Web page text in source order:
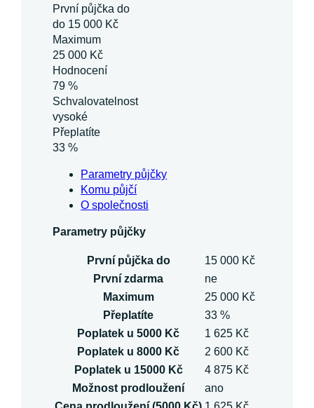
První půjčka do
do 15 000 Kč
Maximum
25 000 Kč
Hodnocení
79 %
Schvalovatelnost
vysoké
Přeplatíte
33 %
Parametry půjčky
Komu půjčí
O společnosti
Parametry půjčky
První půjčka do
15 000 Kč
První zdarma
ne
Maximum
25 000 Kč
Přeplatíte
33 %
Poplatek u 5000 Kč
1 625 Kč
Poplatek u 8000 Kč
2 600 Kč
Poplatek u 15000 Kč
4 875 Kč
Možnost prodloužení
ano